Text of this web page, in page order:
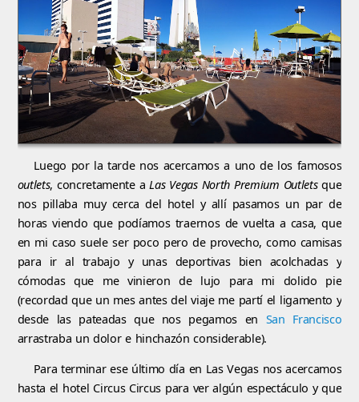
Luego por la tarde nos acercamos a uno de los famosos
outlets, concretamente a Las Vegas North Premium Outletsque
nos pillaba muy cerca del hotel y allí pasamos un par de
horas viendo que podíamos traernos de vuelta a casa, que
en mi caso suele ser poco pero de provecho, como camisas
para ir al trabajo y unas deportivas bien acolchadas y
cómodas que me vinieron de lujo para mi dolido pie
(recordad que un mes antes del viaje me partí el ligamento y
desde las pateadas que nos pegamos en San Francisco
arrastraba un dolor e hinchazón considerable).
Para terminar ese último día en Las Vegas nos acercamos
hasta el hotel Circus Circus para ver algún espectáculo y que